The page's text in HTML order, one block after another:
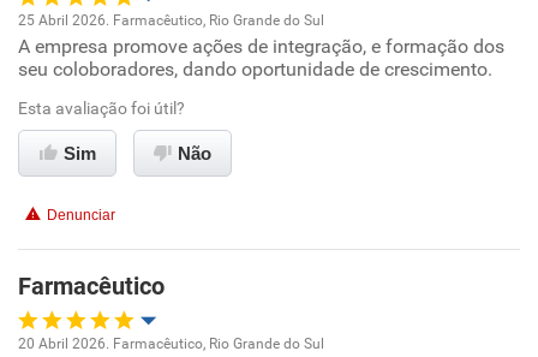
Oportunidade de promoção
Ambiente de trabalho
Conciliação com a vida familiar
Recomenda esta empresa
Recomenda a diretoria
25 Abril 2026. Farmacêutico, Rio Grande do Sul
A empresa promove ações de integração, e formação dos
seu coloboradores, dando oportunidade de crescimento.
Esta avaliação foi útil?
Sim Não
Denunciar
Farmacêutico
20 Abril 2026. Farmacêutico, Rio Grande do Sul